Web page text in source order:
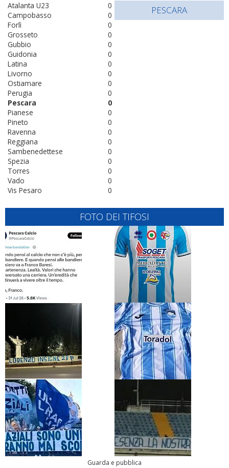
0
Atalanta U23
0
Campobasso
0
Forlì
0
Grosseto
0
Gubbio
0
Guidonia
0
Latina
0
Livorno
0
Ostiamare
0
Perugia
0
Pescara
0
Pianese
0
Pineto
0
Ravenna
0
Reggiana
0
Sambenedettese
0
Spezia
0
Torres
0
Vado
0
Vis Pesaro
PESCARA
FOTO DEI TIFOSI
Guarda e pubblica